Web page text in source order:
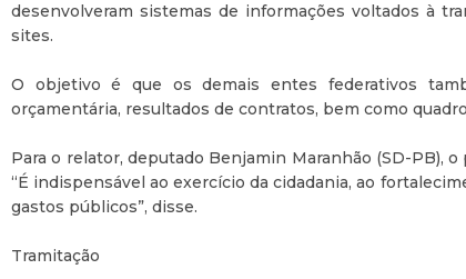
desenvolveram sistemas de informações voltados à
sites.
O objetivo é que os demais entes federativos
orçamentária, resultados de contratos, bem como
Para o relator, deputado Benjamin Maranhão (SD-PB),
“É indispensável ao exercício da cidadania, ao
gastos públicos”, disse.
Tramitação